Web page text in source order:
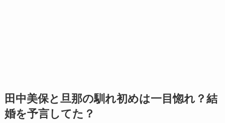
田中美保と旦那の馴れ初めは一目惚れ？結
婚を予言してた？